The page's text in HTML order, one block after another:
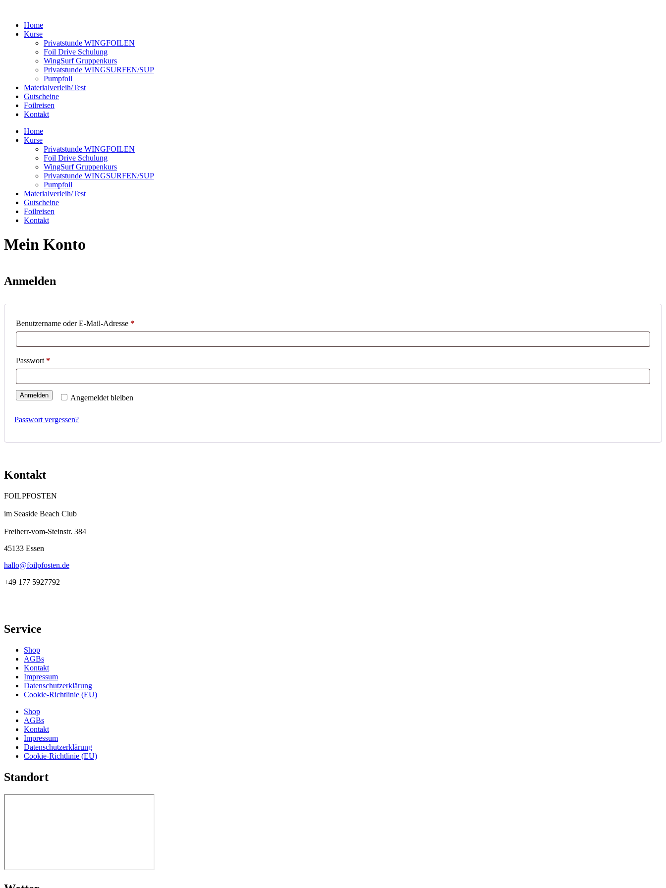
springenHome
Kurse
Privatstunde WINGFOILEN
Foil Drive Schulung
WingSurf Gruppenkurs
Privatstunde WINGSURFEN/SUP
Pumpfoil
Materialverleih/Test​
Gutscheine
Foilreisen
Kontakt
Home
Kurse
Privatstunde WINGFOILEN
Foil Drive Schulung
WingSurf Gruppenkurs
Privatstunde WINGSURFEN/SUP
Pumpfoil
Materialverleih/Test​
Gutscheine
Foilreisen
Kontakt
Mein Konto
Anmelden
Benutzername oder E-Mail-Adresse *Erforderlich
Passwort *Erforderlich
Angemeldet bleiben
Anmelden
Passwort vergessen?
Kontakt
FOILPFOSTEN
im Seaside Beach Club
Freiherr-vom-Steinstr. 384
45133 Essen
hallo@foilpfosten.de
+49 177 5927792
Service
Shop
AGBs
Kontakt
Impressum
Datenschutzerklärung
Cookie-Richtlinie (EU)
Shop
AGBs
Kontakt
Impressum
Datenschutzerklärung
Cookie-Richtlinie (EU)
Standort